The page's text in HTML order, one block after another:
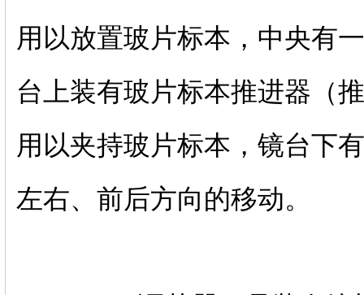
用以放置玻片标本，中央有
台上装有玻片标本推进器（
用以夹持玻片标本，镜台下
左右、前后方向的移动。